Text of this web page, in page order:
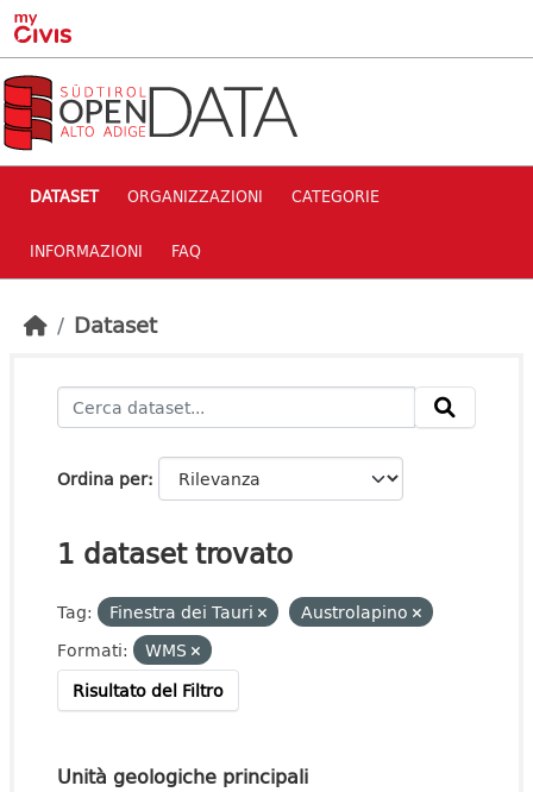
Skip to main content
DATASET ORGANIZZAZIONI CATEGORIE
INFORMAZIONI FAQ
Dataset
Ordina per
1 dataset trovato
Tag: Finestra dei Tauri
Austrolapino
Formati:
WMS
Risultato del Filtro
Unità geologiche principali